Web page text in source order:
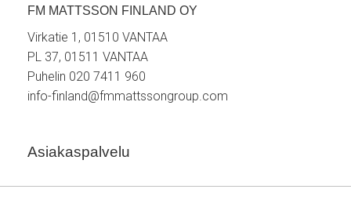
FM MATTSSON FINLAND OY
Virkatie 1, 01510 VANTAA
PL 37, 01511 VANTAA
Puhelin 020 7411 960
info-finland@fmmattssongroup.com
Asiakaspalvelu